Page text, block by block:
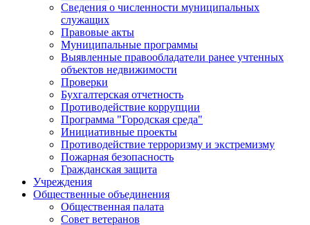
Сведения о численности муниципальных
служащих
Правовые акты
Муниципальные программы
Выявленные правообладатели ранее учтенных
объектов недвижимости
Проверки
Бухгалтерская отчетность
Противодействие коррупции
Программа "Городская среда"
Инициативные проекты
Противодействие терроризму и экстремизму
Пожарная безопасность
Гражданская защита
Учреждения
Общественные объединения
Общественная палата
Совет ветеранов